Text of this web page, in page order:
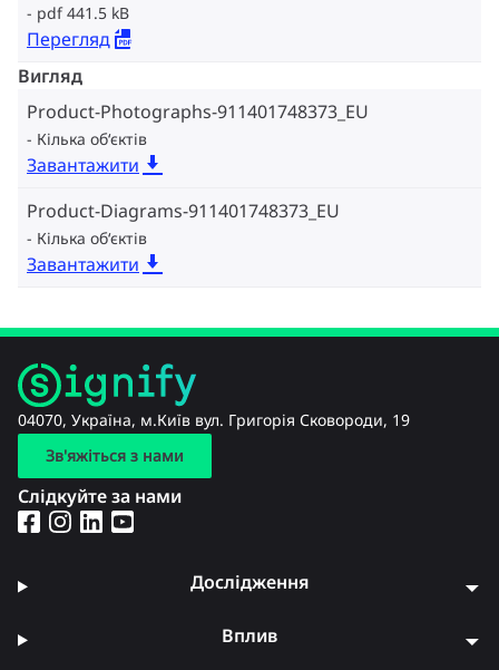
pdf 441.5 kB
Перегляд
Вигляд
Product-Photographs-911401748373_EU
Кілька об‘єктів
Завантажити
Product-Diagrams-911401748373_EU
Кілька об‘єктів
Завантажити
04070, Україна, м.Київ вул. Григорія Сковороди, 19
Зв'яжіться з нами
Слідкуйте за нами
Дослідження
Вплив